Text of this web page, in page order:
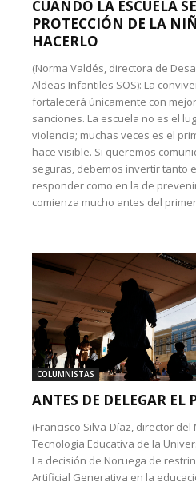
CUANDO LA ESCUELA
PROTECCIÓN DE LA
HACERLO
(Norma Valdés, directora de
Aldeas Infantiles SOS): La
fortalecerá únicamente con
sanciones. La escuela no es el
violencia; muchas veces es el
hace visible. Si queremos
seguras, debemos invertir tanto
responder como en la de
comienza mucho antes del
COLUMNISTAS
ANTES DE DELEGAR EL
(Francisco Silva-Díaz, director
Tecnología Educativa de la
La decisión de Noruega de
Artificial Generativa en la